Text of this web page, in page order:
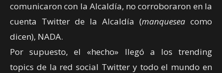
comunicaron con la Alcaldía, no corroboraron en la
cuenta Twitter de la Alcaldía (manquesea como
dicen), NADA.
Por supuesto, el «hecho» llegó a los trending
topics de la red social Twitter y todo el mundo en